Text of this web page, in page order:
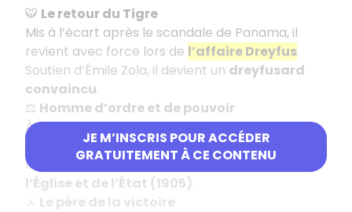
JE M’INSCRIS POUR ACCÉDER
GRATUITEMENT À CE CONTENU
🐯 Le retour du Tigre
Mis à l’écart après le scandale de Panama, il
revient avec force lors de l’affaire Dreyfus.
Soutien d’Émile Zola, il devient un dreyfusard
convaincu.
⚖️ Homme d’ordre et de pouvoir
À65 ans, il devient ministre de l’Intérieur puis
président du Conseilen 1906.
Il applique fermement la loi de séparation de
l’Église et de l’État (1905).
⚔️ Le père de la victoire